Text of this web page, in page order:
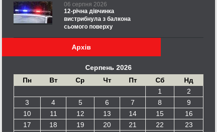
06 серпня 2026
12-річна дівчинка
вистрибнула з балкона
сьомого поверху
Архів
Серпень 2026
Пн
Вт Ср Чт Пт Сб
Нд
1
2
3
4 5 6 7 8
9
10
11 12 13 14 15
16
17
18 19 20 21 22
23